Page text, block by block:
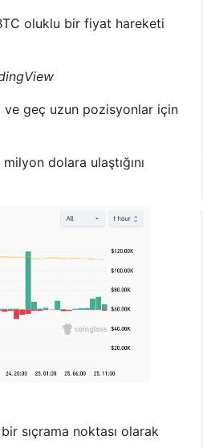
oluklu bir fiyat hareketi
ve geç uzun pozisyonlar için
dolara ulaştığını
sıçrama noktası olarak